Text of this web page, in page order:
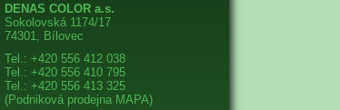
DENAS COLOR a.s.
Sokolovská 1174/17
74301, Bílovec
Tel.: +420 556 412 038
Tel.: +420 556 410 795
Tel.: +420 556 413 325
(Podniková prodejna MAPA)